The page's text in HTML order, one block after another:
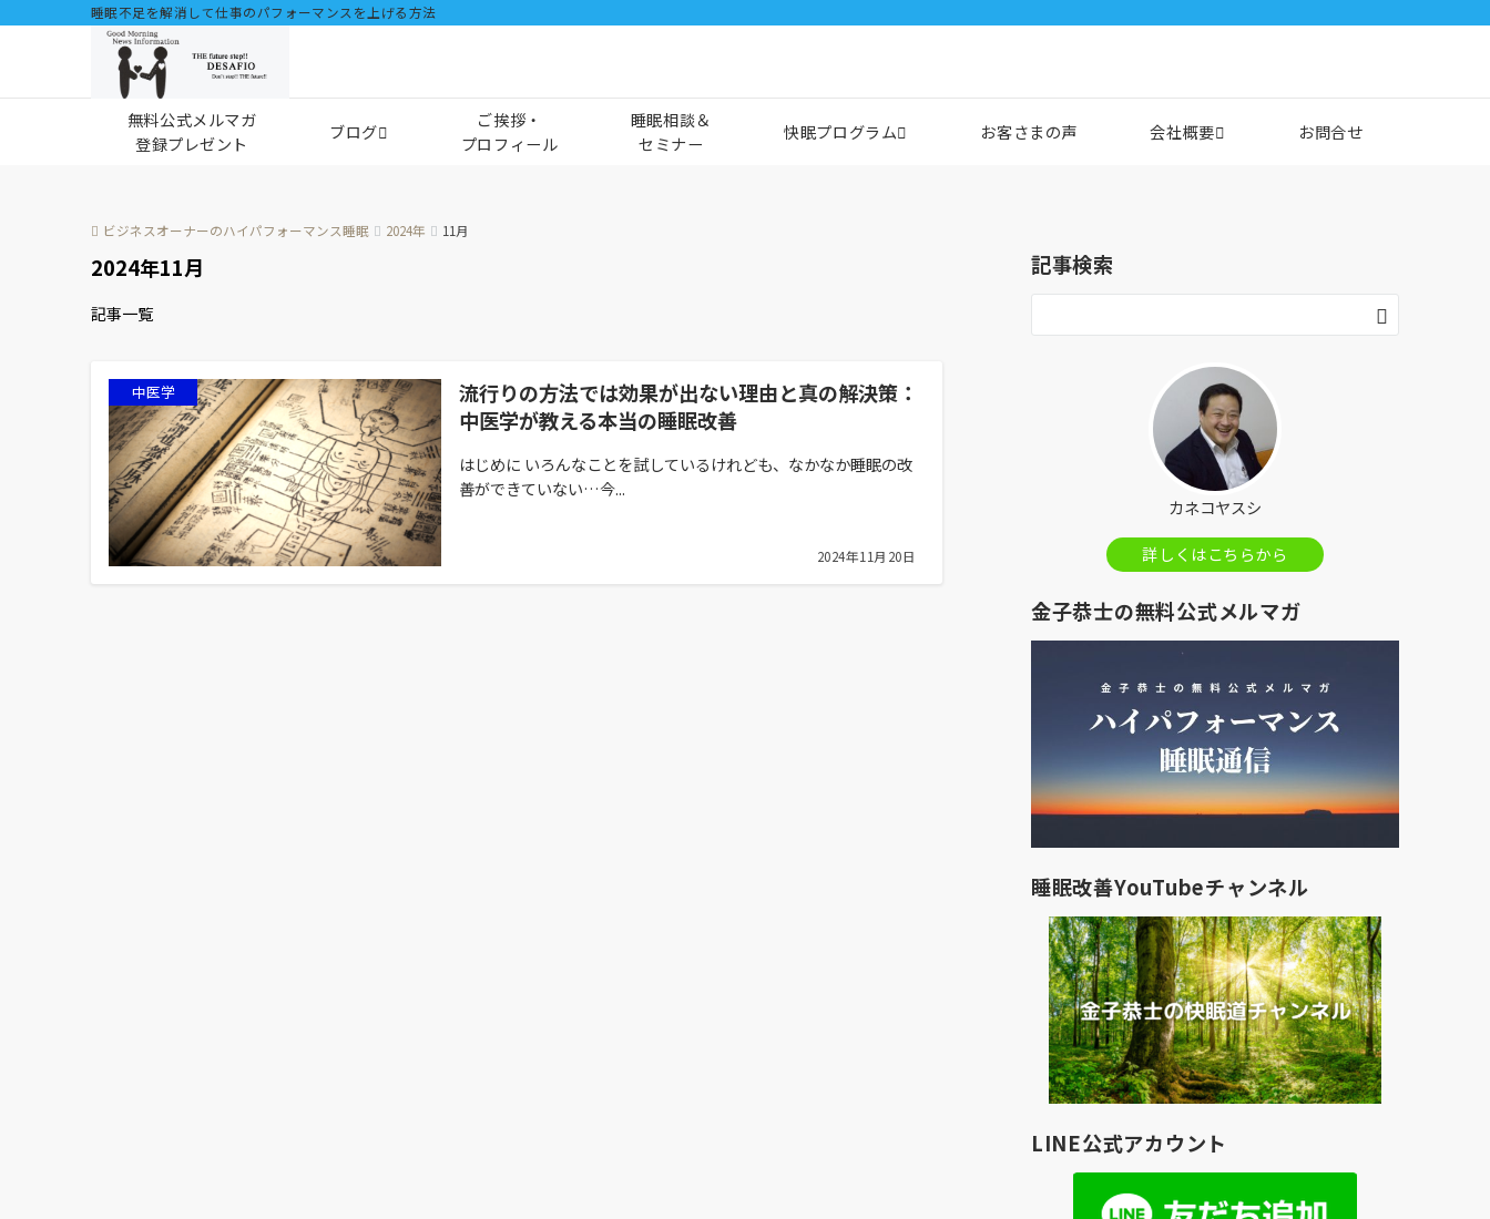
睡眠不足を解消して仕事のパフォーマンスを上げる方法
無料公式メルマガ
登録プレゼント
ブログ
ご挨拶・
プロフィール
睡眠相談＆
セミナー
快眠プログラム お客さまの声 会社概要 お問合せ
ビジネスオーナーのハイパフォーマンス睡眠 2024年 11月
2024年11月
記事一覧
中医学
流行りの方法では効果が出ない理由と真の解決策：
中医学が教える本当の睡眠改善
はじめに いろんなことを試しているけれども、なかなか睡眠の改
善ができていない…今...
2024年11月20日
記事検索
カネコヤスシ
詳しくはこちらから
金子恭士の無料公式メルマガ
睡眠改善YouTubeチャンネル
LINE公式アカウント